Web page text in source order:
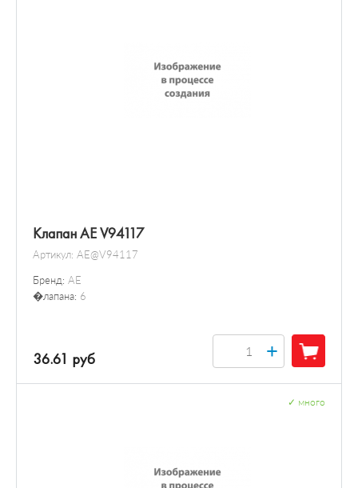
Клапан AE V94117
Артикул: AE@V94117
Бренд: AE
�лапана: 6
36.61 руб +
много